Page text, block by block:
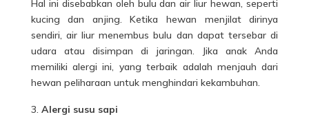
Hal ini disebabkan oleh bulu dan air liur hewan, seperti
kucing dan anjing. Ketika hewan menjilat dirinya
sendiri, air liur menembus bulu dan dapat tersebar di
udara atau disimpan di jaringan. Jika anak Anda
memiliki alergi ini, yang terbaik adalah menjauh dari
hewan peliharaan untuk menghindari kekambuhan.
Alergi susu sapi